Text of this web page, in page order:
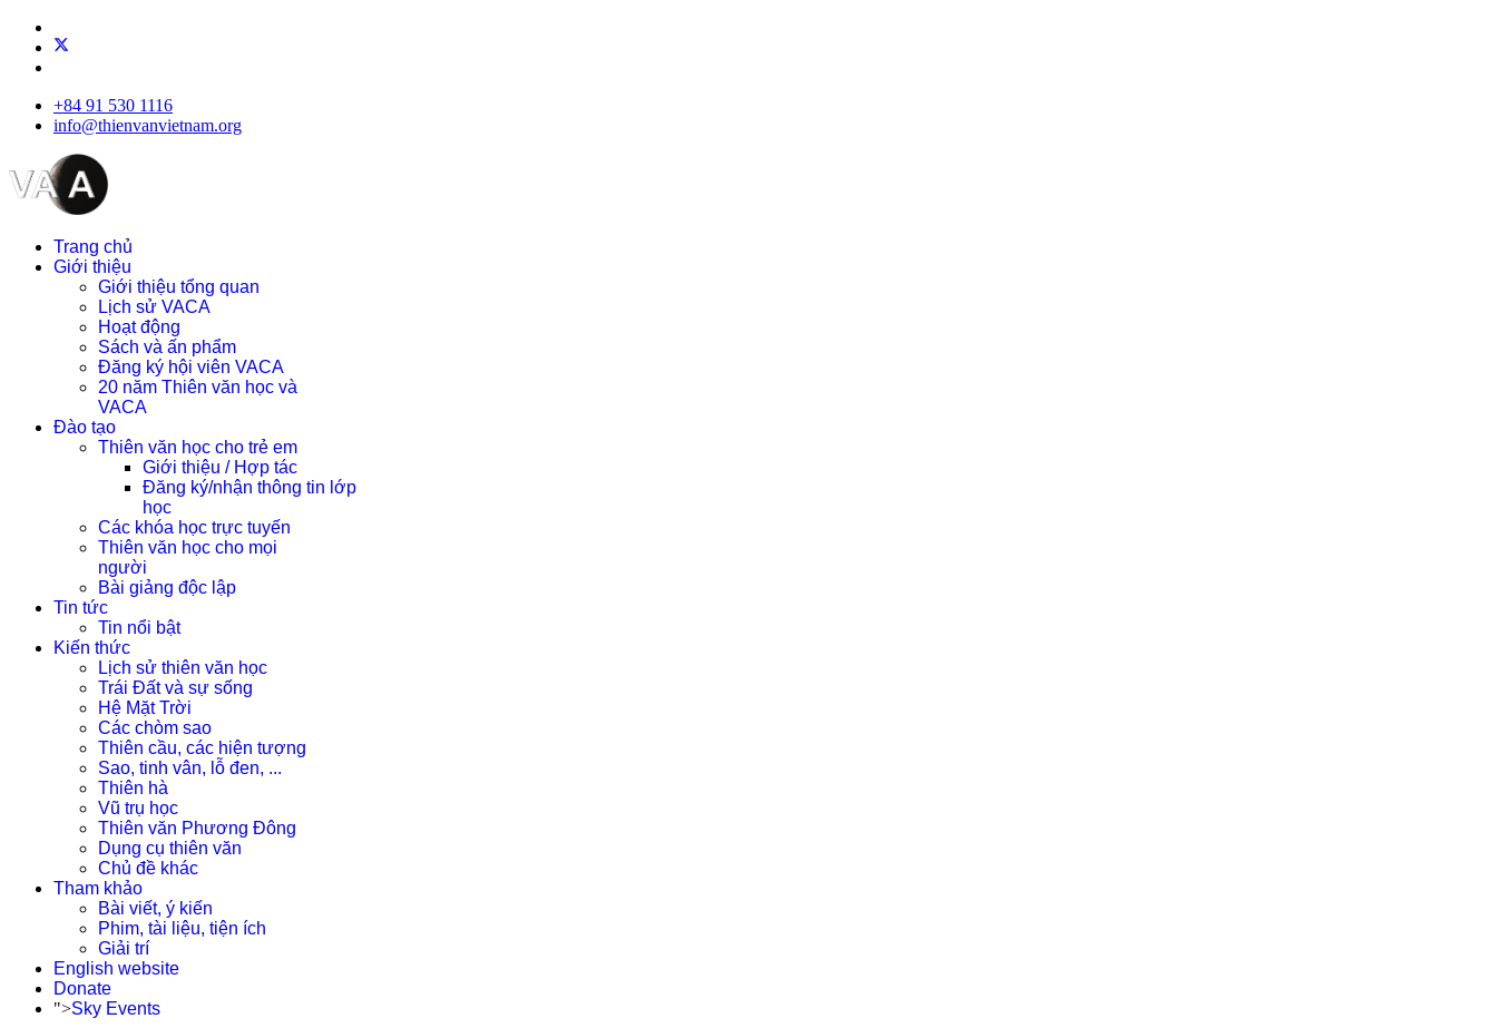
+84 91 530 1116
info@thienvanvietnam.org
Trang chủ
Giới thiệu
Giới thiệu tổng quan
Lịch sử VACA
Hoạt động
Sách và ấn phẩm
Đăng ký hội viên VACA
20 năm Thiên văn học và
VACA
Đào tạo
Thiên văn học cho trẻ em
Giới thiệu / Hợp tác
Đăng ký/nhận thông tin lớp
học
Các khóa học trực tuyến
Thiên văn học cho mọi
người
Bài giảng độc lập
Tin tức
Tin nổi bật
Kiến thức
Lịch sử thiên văn học
Trái Đất và sự sống
Hệ Mặt Trời
Các chòm sao
Thiên cầu, các hiện tượng
Sao, tinh vân, lỗ đen, ...
Thiên hà
Vũ trụ học
Thiên văn Phương Đông
Dụng cụ thiên văn
Chủ đề khác
Tham khảo
Bài viết, ý kiến
Phim, tài liệu, tiện ích
Giải trí
English website
Donate
">Sky Events